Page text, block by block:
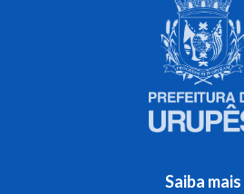
Saiba mais